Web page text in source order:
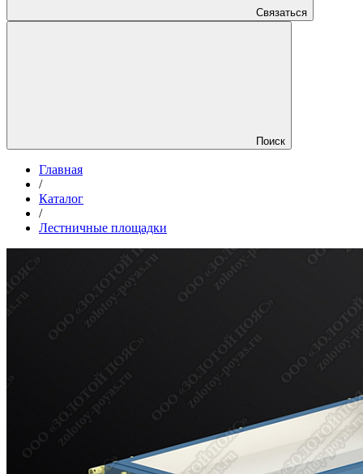
Связаться
Поиск
Главная
/
Каталог
/
Лестничные площадки